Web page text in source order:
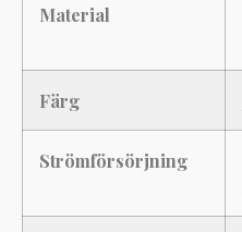
Material
Färg
Strömförsörjning